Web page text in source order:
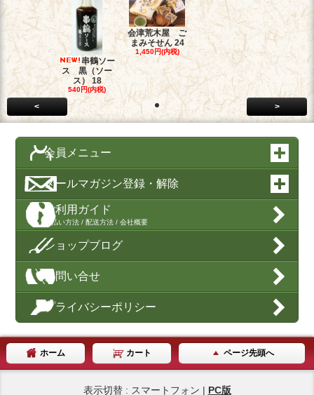
串鶴ソー
ス 黒（ソー
ス） 18
540円(内税)
会津荒木屋 ご
まみそせん 24
1,450円(内税)
< >
会員メニュー
メールマガジン登録・解除
ご利用ガイド
支払い方法 / 配送方法 / 会社概要
ショップブログ
お問い合せ
プライバシーポリシー
ホーム カート ページ先頭へ
表示切替 : スマートフォン | PC版